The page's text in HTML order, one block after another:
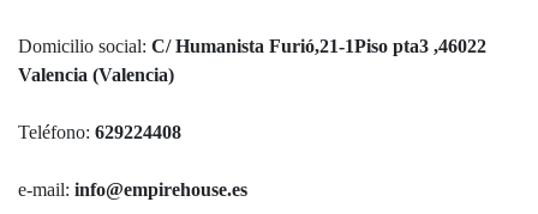
Domicilio social: C/ Humanista Furió,21-1Piso pta3 ,46022
Valencia (Valencia)
Teléfono: 629224408
e-mail: info@empirehouse.es